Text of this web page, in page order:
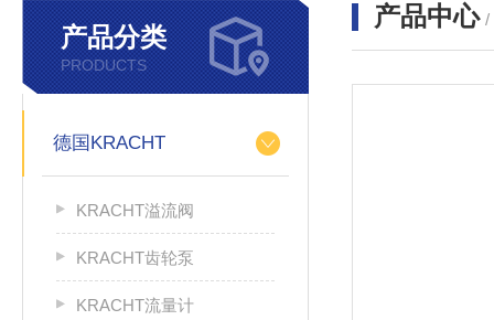
产品分类
PRODUCTS
德国KRACHT
KRACHT溢流阀
KRACHT齿轮泵
KRACHT流量计
产品中心 /